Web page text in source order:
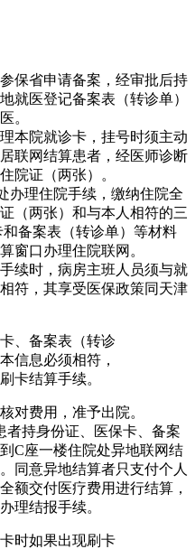
保省申请备案，经审批后持
就医登记备案表（转诊单）
。
本院就诊卡，挂号时须主动
联网结算患者，经医师诊断
院证（两张）。
办理住院手续，缴纳住院全
（两张）和与本人相符的三
备案表（转诊单）等材料
窗口办理住院联网。
续时，病房主班人员须与就
符，其享受医保政策同天津
、备案表（转诊
信息必须相符，
卡结算手续。
对费用，准予出院。
者持身份证、医保卡、备案
C座一楼住院处异地联网结
同意异地结算者只支付个人
额交付医疗费用进行结算，
理结报手续。
时如果出现刷卡